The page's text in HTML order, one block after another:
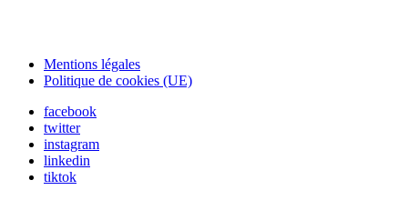
Mentions légales
Politique de cookies (UE)
facebook
twitter
instagram
linkedin
tiktok